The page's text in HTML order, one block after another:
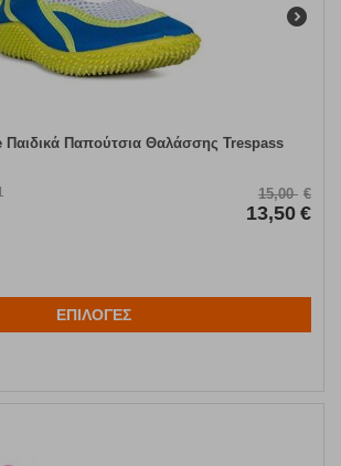
Παπούτσια Θαλάσσης Trespass
15,00 €
13,50 €
ΕΠΙΛΟΓΕΣ